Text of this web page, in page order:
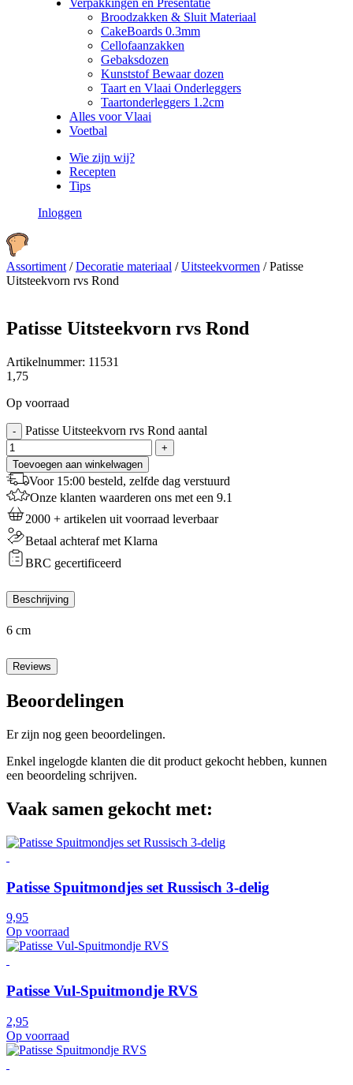
Verpakkingen en Presentatie
Broodzakken & Sluit Materiaal
CakeBoards 0.3mm
Cellofaanzakken
Gebaksdozen
Kunststof Bewaar dozen
Taart en Vlaai Onderleggers
Taartonderleggers 1.2cm
Alles voor Vlaai
Voetbal
Wie zijn wij?
Recepten
Tips
Inloggen
Assortiment /Decoratie materiaal /Uitsteekvormen /Patisse
Uitsteekvorn rvs Rond
Patisse Uitsteekvorn rvs Rond
Artikelnummer: 11531
1,75
Op voorraad
- Patisse Uitsteekvorn rvs Rond aantal
+
Toevoegen aan winkelwagen
Voor 15:00 besteld, zelfde dag verstuurd
Onze klanten waarderen ons met een 9.1
2000 + artikelen uit voorraad leverbaar
Betaal achteraf met Klarna
BRC gecertificeerd
Beschrijving
6 cm
Reviews
Beoordelingen
Er zijn nog geen beoordelingen.
Enkel ingelogde klanten die dit product gekocht hebben, kunnen
een beoordeling schrijven.
Vaak samen gekocht met:
Patisse Spuitmondjes set Russisch 3-delig
9,95
Op voorraad
Patisse Vul-Spuitmondje RVS
2,95
Op voorraad